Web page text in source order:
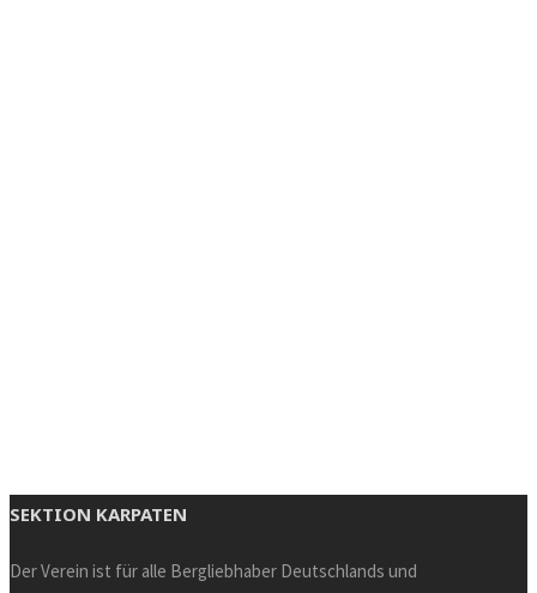
SEKTION KARPATEN
Der Verein ist für alle Bergliebhaber Deutschlands und